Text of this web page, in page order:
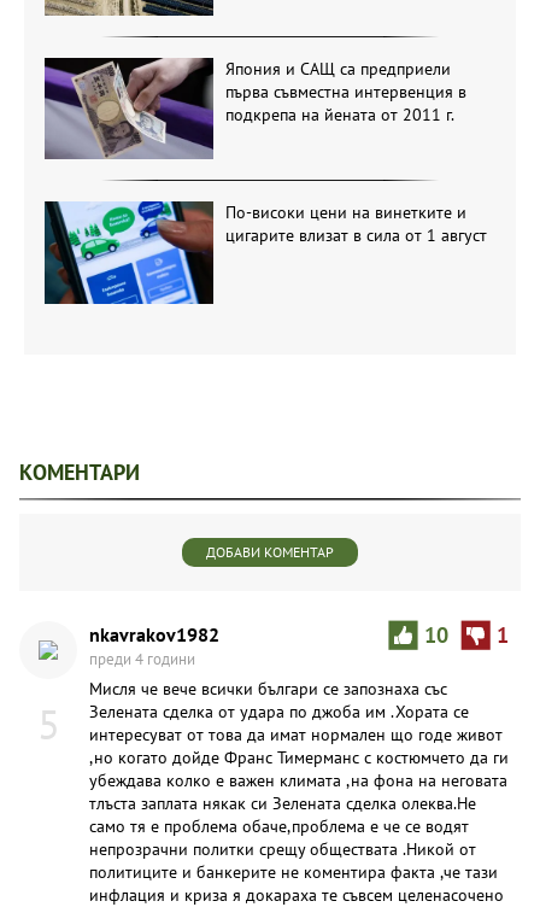
Япония и САЩ са предприели
първа съвместна интервенция в
подкрепа на йената от 2011 г.
По-високи цени на винетките и
цигарите влизат в сила от 1 август
КОМЕНТАРИ
ДОБАВИ КОМЕНТАР
5
10 1
nkavrakov1982
преди 4 години
Мисля че вече всички българи се запознаха със
Зелената сделка от удара по джоба им .Хората се
интересуват от това да имат нормален що годе живот
,но когато дойде Франс Тимерманс с костюмчето да ги
убеждава колко е важен климата ,на фона на неговата
тлъста заплата някак си Зелената сделка олеква.Не
само тя е проблема обаче,проблема е че се водят
непрозрачни политки срещу обществата .Никой от
политиците и банкерите не коментира факта ,че тази
инфлация и криза я докараха те съвсем целенасочено